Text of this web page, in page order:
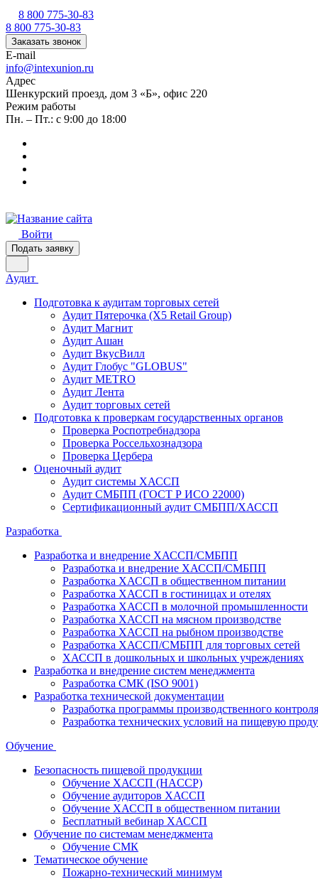
8 800 775-30-83
8 800 775-30-83
Заказать звонок
E-mail
info@intexunion.ru
Адрес
Шенкурский проезд, дом 3 «Б», офис 220
Режим работы
Пн. – Пт.: с 9:00 до 18:00
Войти
Подать заявку
Аудит
Подготовка к аудитам торговых сетей
Аудит Пятерочка (X5 Retail Group)
Аудит Магнит
Аудит Ашан
Аудит ВкусВилл
Аудит Глобус "GLOBUS"
Аудит METRO
Аудит Лента
Аудит торговых сетей
Подготовка к проверкам государственных органов
Проверка Роспотребнадзора
Проверка Россельхознадзора
Проверка Цербера
Оценочный аудит
Аудит системы ХАССП
Аудит СМБПП (ГОСТ Р ИСО 22000)
Сертификационный аудит СМБПП/ХАССП
Разработка
Разработка и внедрение ХАССП/СМБПП
Разработка и внедрение ХАССП/СМБПП
Разработка ХАССП в общественном питании
Разработка ХАССП в гостиницах и отелях
Разработка ХАССП в молочной промышленности
Разработка ХАССП на мясном производстве
Разработка ХАССП на рыбном производстве
Разработка ХАССП/СМБПП для торговых сетей
ХАССП в дошкольных и школьных учреждениях
Разработка и внедрение систем менеджмента
Разработка СМК (ISO 9001)
Разработка технической документации
Разработка программы производственного
Разработка технических условий на пищевую
Обучение
Безопасность пищевой продукции
Обучение ХАССП (HACCP)
Обучение аудиторов ХАССП
Обучение ХАССП в общественном питании
Бесплатный вебинар ХАССП
Обучение по системам менеджмента
Обучение СМК
Тематическое обучение
Пожарно-технический минимум